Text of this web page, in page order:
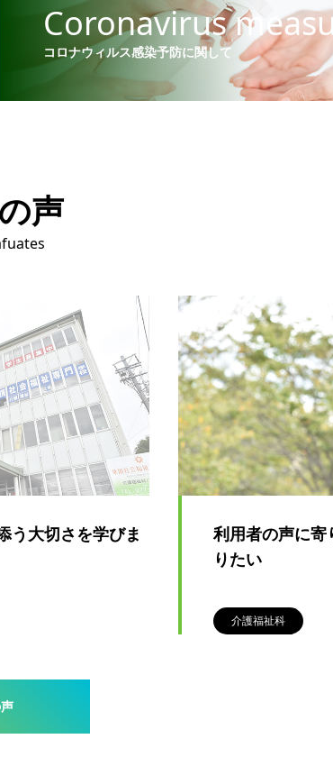
Coronavirus
コロナウィルス感染予防に関して
声
う大切さを学びま
利用者の声に寄
りたい
介護福祉科